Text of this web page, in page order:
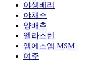
야생베리
야채수
양배추
엘라스틴
엠에스엠 MSM
여주